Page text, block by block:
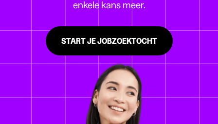
enkele kans meer.
START JE JOBZOEKTOCHT